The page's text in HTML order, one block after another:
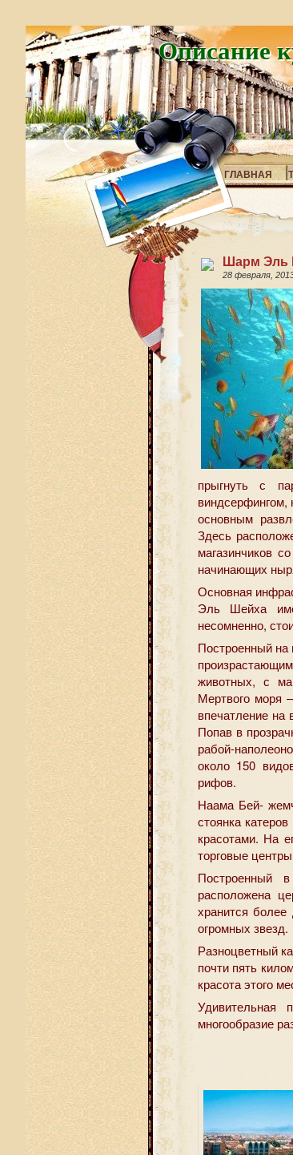
Описание
ГЛАВНАЯ
Шарм Эль
28 февраля,
прыгнуть с
виндсерфингом,
основным
Здесь
магазинчиков
начинающих
Основная
Эль Шейха
несомненно,
Построенный
животных, с
Мертвого моря
впечатление на
Попав в
рабой-
около 150
рифов.
Наама Бей-
стоянка
красотами. На
торговые
Построенный
расположена
хранится
огромных звезд.
Разноцветный
почти пять
красота этого
Удивительная
многообразие